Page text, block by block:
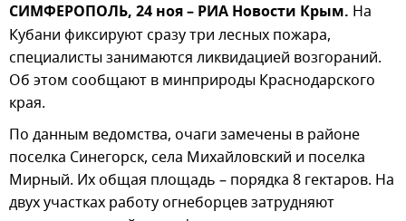
СИМФЕРОПОЛЬ, 24 ноя – РИА Новости Крым. На
Кубани фиксируют сразу три лесных пожара,
специалисты занимаются ликвидацией возгораний.
Об этом сообщают в минприроды Краснодарского
края.
По данным ведомства, очаги замечены в районе
поселка Синегорск, села Михайловский и поселка
Мирный. Их общая площадь – порядка 8 гектаров. На
двух участках работу огнеборцев затрудняют